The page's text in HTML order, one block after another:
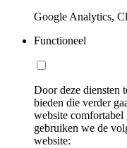
Google Analytics,
Functioneel
Door deze diensten
bieden die verder
website
gebruiken we de
website: